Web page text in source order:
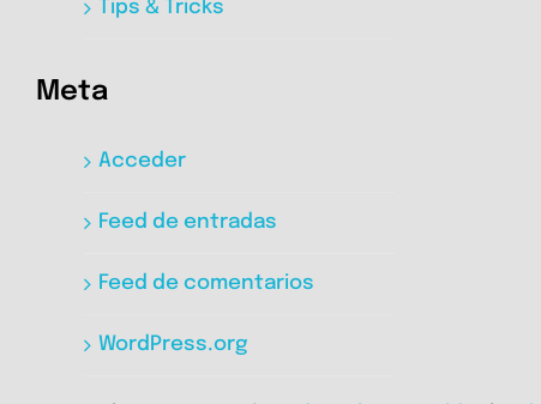
Tips & Tricks
Meta
Acceder
Feed de entradas
Feed de comentarios
WordPress.org